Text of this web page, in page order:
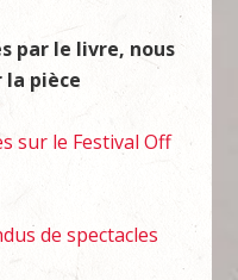
par le livre, nous
la pièce
sur le Festival Off
de spectacles